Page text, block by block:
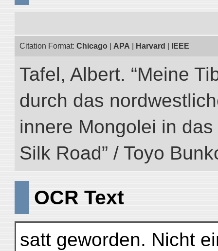
Citation Format: Chicago APA Harvard IEEE
Tafel, Albert. “Meine
durch das
innere Mongolei in das
Silk Road” / Toyo
OCR Text
satt geworden. Nicht